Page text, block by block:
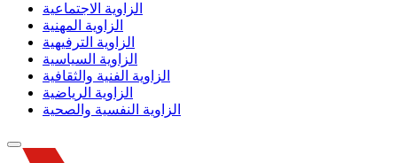
الزاوية الاجتماعية
الزاوية المهنية
الزاوية الترفيهية
الزاوية السياسية
الزاوية الفنية والثقافية
الزاوية الرياضية
الزاوية النفسية والصحية